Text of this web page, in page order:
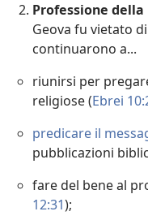
Professione
Geova fu vietato
continuarono a...
riunirsi per
religiose (Ebrei
predicare il
pubblicazioni
fare del bene al
12:31);